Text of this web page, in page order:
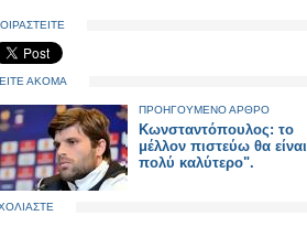
ΑΚΟΜΑ
ΠΡΟΗΓΟΥΜΕΝΟ ΑΡΘΡΟ
Κωνσταντόπουλος: το
μέλλον πιστεύω θα είναι
πολύ καλύτερο".